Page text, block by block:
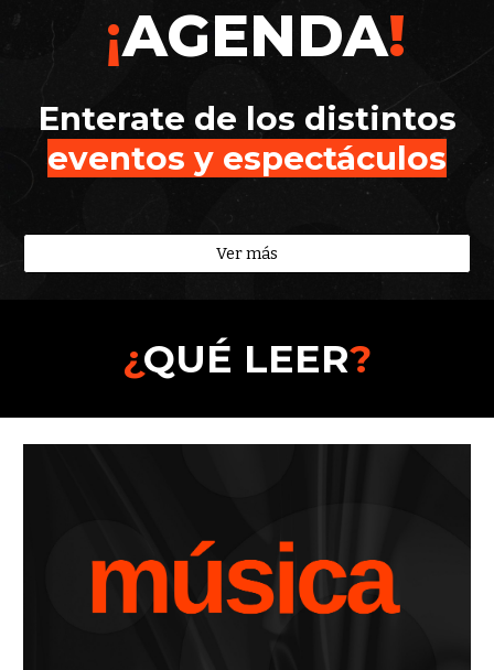
¡AGENDA!
Enterate de los distintos
eventos y espectáculos
Ver más
¿QUÉ LEER?